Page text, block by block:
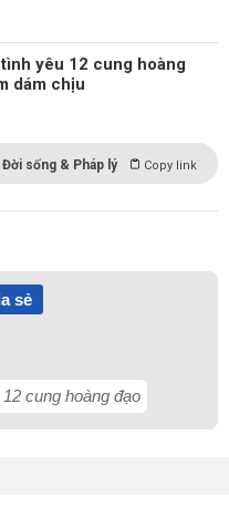
yêu 12 cung hoàng
dám chịu
sống & Pháp lý Copy link
sẻ
cung hoàng đạo